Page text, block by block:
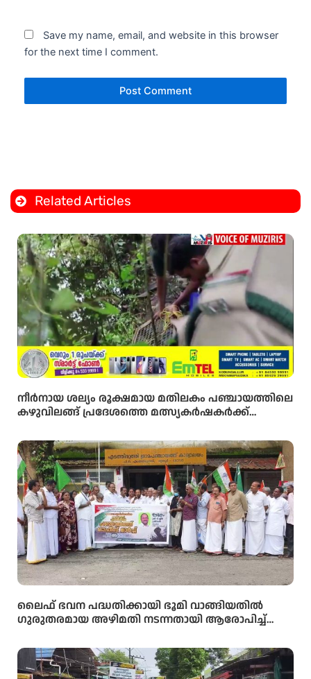
Save my name, email, and website in this browser
for the next time I comment.
Related Articles
നീർനായ ശല്യം രൂക്ഷമായ മതിലകം പഞ്ചായത്തിലെ
കഴുവിലങ്ങ് പ്രദേശത്തെ മത്സ്യകർഷകർക്ക്
സ്ഥാപിച്ചു.
ലൈഫ് ഭവന പദ്ധതിക്കായി ഭൂമി വാങ്ങിയതിൽ
ഗുരുതരമായ അഴിമതി നടന്നതായി ആരോപിച്ച്
പഞ്ചായത്ത് ഓഫീസിലേക്ക് പ്രതിഷേധ മാർച്ച്
നടത്തി